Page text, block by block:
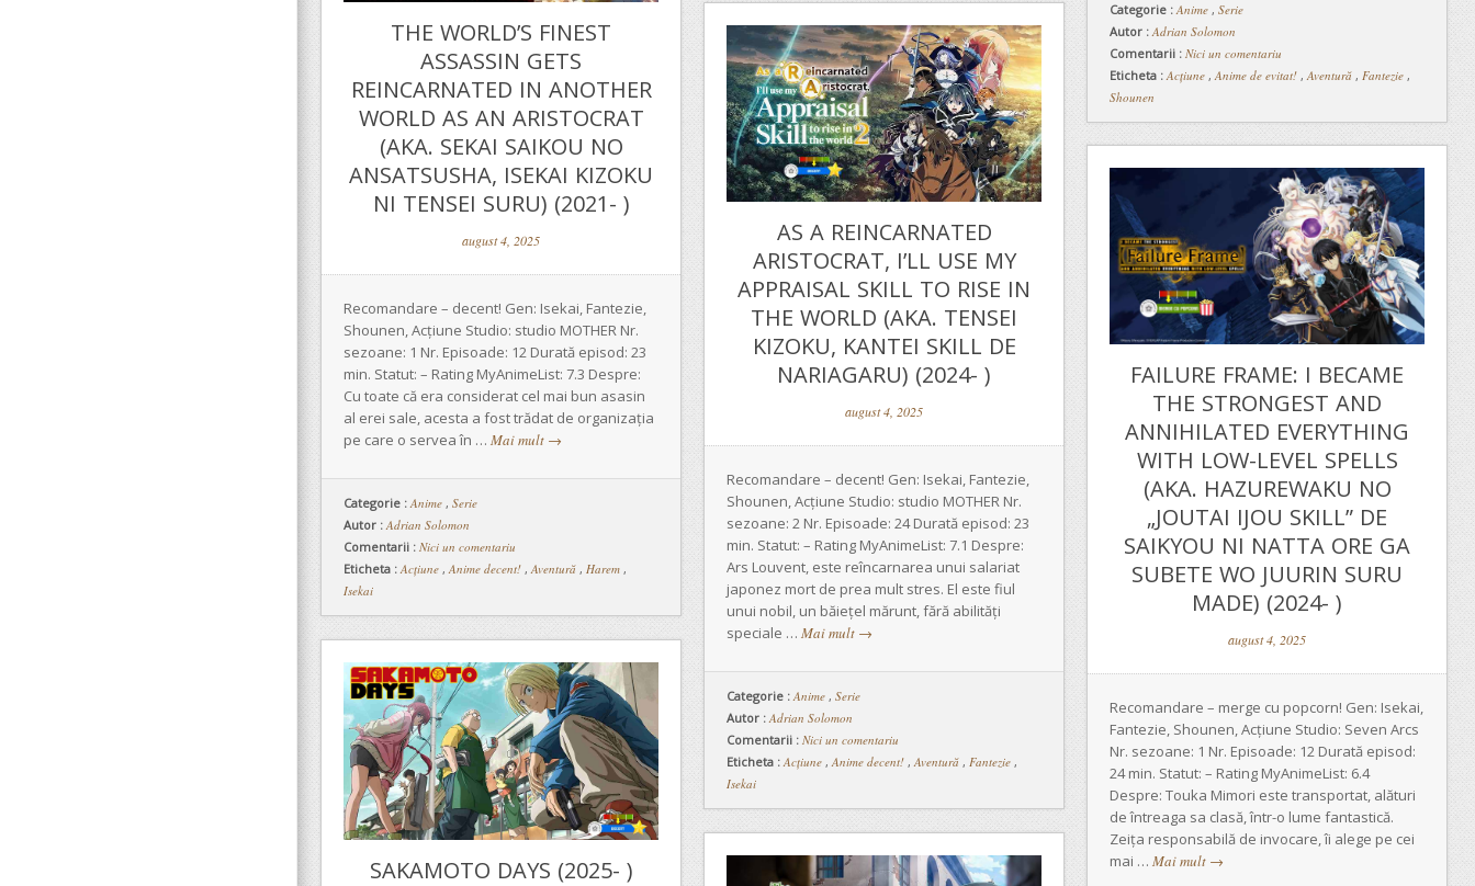
Categorie :Anime , Serie
Autor : Adrian Solomon
Comentarii : Nici un comentariu
Eticheta : Acțiune ,Anime de evitat! ,Aventură , Fantezie ,
Shounen
THE WORLD’S FINEST
ASSASSIN GETS
REINCARNATED IN ANOTHER
WORLD AS AN ARISTOCRAT
(AKA. SEKAI SAIKOU NO
ANSATSUSHA, ISEKAI KIZOKU
NI TENSEI SURU) (2021- )
august 4, 2025
Recomandare – decent! Gen: Isekai, Fantezie,
Shounen, Acțiune Studio: studio MOTHER Nr.
sezoane: 1 Nr. Episoade: 12 Durată episod: 23
min. Statut: – Rating MyAnimeList: 7.3 Despre:
Cu toate că era considerat cel mai bun asasin
al erei sale, acesta a fost trădat de organizația
pe care o servea în … Mai mult →
Categorie :Anime , Serie
Autor : Adrian Solomon
Comentarii : Nici un comentariu
Eticheta : Acțiune ,Anime decent! ,Aventură , Harem ,
Isekai
AS A REINCARNATED
ARISTOCRAT, I’LL USE MY
APPRAISAL SKILL TO RISE IN
THE WORLD (AKA. TENSEI
KIZOKU, KANTEI SKILL DE
NARIAGARU) (2024- )
august 4, 2025
Recomandare – decent! Gen: Isekai, Fantezie,
Shounen, Acțiune Studio: studio MOTHER Nr.
sezoane: 2 Nr. Episoade: 24 Durată episod: 23
min. Statut: – Rating MyAnimeList: 7.1 Despre:
Ars Louvent, este reîncarnarea unui salariat
japonez mort de prea mult stres. El este fiul
unui nobil, un băiețel mărunt, fără abilități
speciale … Mai mult →
Categorie :Anime , Serie
Autor : Adrian Solomon
Comentarii : Nici un comentariu
Eticheta : Acțiune ,Anime decent! ,Aventură , Fantezie ,
Isekai
FAILURE FRAME: I BECAME
THE STRONGEST AND
ANNIHILATED EVERYTHING
WITH LOW-LEVEL SPELLS
(AKA. HAZUREWAKU NO
„JOUTAI IJOU SKILL” DE
SAIKYOU NI NATTA ORE GA
SUBETE WO JUURIN SURU
MADE) (2024- )
august 4, 2025
Recomandare – merge cu popcorn! Gen: Isekai,
Fantezie, Shounen, Acțiune Studio: Seven Arcs
Nr. sezoane: 1 Nr. Episoade: 12 Durată episod:
24 min. Statut: – Rating MyAnimeList: 6.4
Despre: Touka Mimori este transportat, alături
de întreaga sa clasă, într-o lume fantastică.
Zeița responsabilă de invocare, îi alege pe cei
mai … Mai mult →
SAKAMOTO DAYS (2025- )